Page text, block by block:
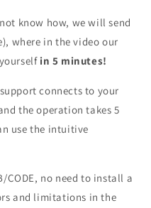
know how, we will send
where in the video our
in 5 minutes!
connects to your
the operation takes 5
use the intuitive
CODE, no need to install a
and limitations in the